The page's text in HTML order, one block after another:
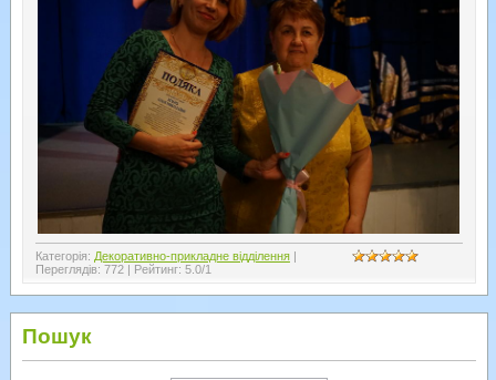
Категорія: Декоративно-прикладне відділення|
Переглядів: 772 | Рейтинг: 5.0/1
Пошук